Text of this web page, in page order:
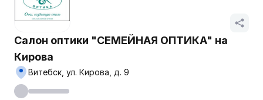
Салон оптики "СЕМЕЙНАЯ ОПТИКА" на
Кирова
Витебск, ул. Кирова, д. 9